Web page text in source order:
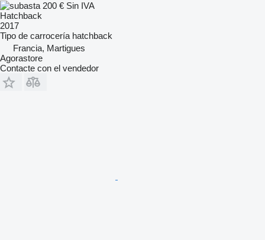
200 € Sin IVA
Hatchback
2017
Tipo de carrocería hatchback
Francia, Martigues
Agorastore
Contacte con el vendedor